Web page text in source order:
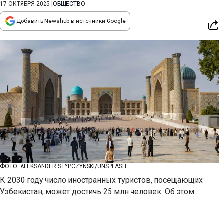
17 ОКТЯБРЯ 2025 ОБЩЕСТВО
Добавить Newshub в источники Google
ФОТО: ALEKSANDER STYPCZYNSKI/UNSPLASH
К 2030 году число иностранных туристов, посещающих
Узбекистан, может достичь 25 млн человек. Об этом